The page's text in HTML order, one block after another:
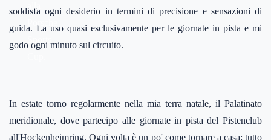
soddisfa ogni desiderio in termini di precisione e sensazioni di
guida. La uso quasi esclusivamente per le giornate in pista e mi
godo ogni minuto sul circuito.
alla
Porsche
Sports
In estate torno regolarmente nella mia terra natale, il Palatinato
meridionale, dove partecipo alle giornate in pista del Pistenclub
all'Hockenheimring. Ogni volta è un po' come tornare a casa: tutto